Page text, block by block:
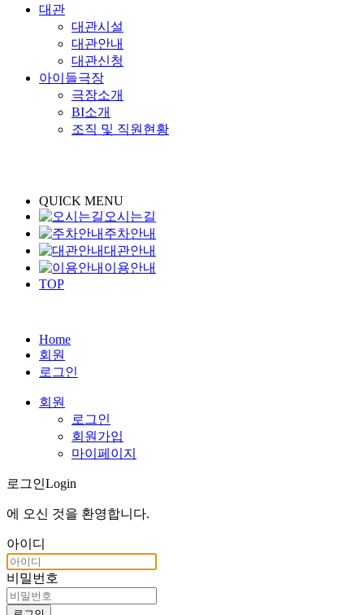
대관
대관시설
대관안내
대관신청
아이들극장
극장소개
BI소개
조직 및 직원현황
QUICK MENU
오시는길
주차안내
대관안내
이용안내
TOP
Home
회원
로그인
회원
로그인
회원가입
마이페이지
로그인Login
에 오신 것을 환영합니다.
아이디
비밀번호